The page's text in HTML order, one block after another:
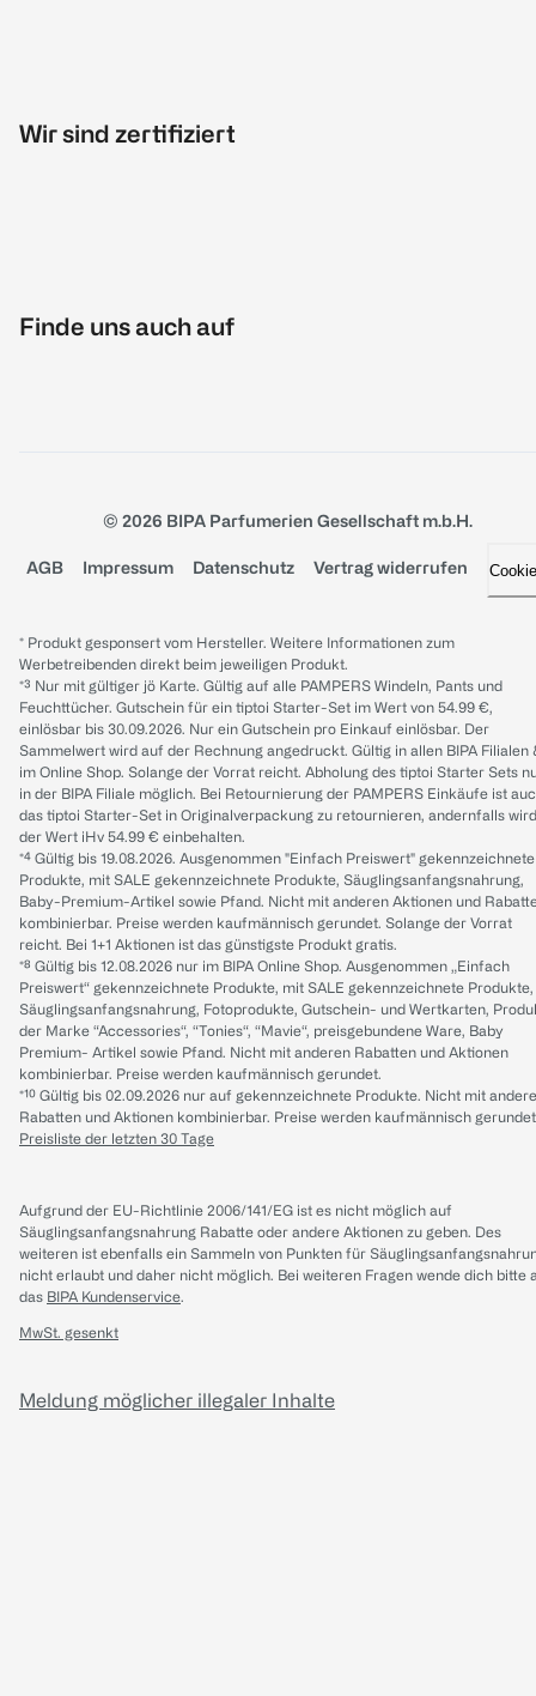
Wir sind zertifiziert
Finde uns auch auf
© 2026 BIPA Parfumerien Gesellschaft m.b.H.
AGB Impressum Datenschutz Vertrag widerrufen
* Produkt gesponsert vom Hersteller. Weitere Informationen zum
Werbetreibenden direkt beim jeweiligen Produkt.
*³ Nur mit gültiger jö Karte. Gültig auf alle PAMPERS Windeln, Pants und
Feuchttücher. Gutschein für ein tiptoi Starter-Set im Wert von 54.99 €,
einlösbar bis 30.09.2026. Nur ein Gutschein pro Einkauf einlösbar. Der
Sammelwert wird auf der Rechnung angedruckt. Gültig in allen BIPA Filialen
im Online Shop. Solange der Vorrat reicht. Abholung des tiptoi Starter Sets
in der BIPA Filiale möglich. Bei Retournierung der PAMPERS Einkäufe ist
das tiptoi Starter-Set in Originalverpackung zu retournieren, andernfalls wird
der Wert iHv 54.99 € einbehalten.
*⁴ Gültig bis 19.08.2026. Ausgenommen "Einfach Preiswert" gekennzeichnete
Produkte, mit SALE gekennzeichnete Produkte, Säuglingsanfangsnahrung,
Baby-Premium-Artikel sowie Pfand. Nicht mit anderen Aktionen und
kombinierbar. Preise werden kaufmännisch gerundet. Solange der Vorrat
reicht. Bei 1+1 Aktionen ist das günstigste Produkt gratis.
*⁸ Gültig bis 12.08.2026 nur im BIPA Online Shop. Ausgenommen „Einfach
Preiswert“ gekennzeichnete Produkte, mit SALE gekennzeichnete Produkte,
Säuglingsanfangsnahrung, Fotoprodukte, Gutschein- und Wertkarten,
der Marke “Accessories“, “Tonies“, “Mavie“, preisgebundene Ware, Baby
Premium- Artikel sowie Pfand. Nicht mit anderen Rabatten und Aktionen
kombinierbar. Preise werden kaufmännisch gerundet.
*¹⁰ Gültig bis 02.09.2026 nur auf gekennzeichnete Produkte. Nicht mit
Rabatten und Aktionen kombinierbar. Preise werden kaufmännisch
Preisliste der letzten 30 Tage
Aufgrund der EU-Richtlinie 2006/141/EG ist es nicht möglich auf
Säuglingsanfangsnahrung Rabatte oder andere Aktionen zu geben. Des
weiteren ist ebenfalls ein Sammeln von Punkten für
nicht erlaubt und daher nicht möglich. Bei weiteren Fragen wende dich bitte
das BIPA Kundenservice.
MwSt. gesenkt
Meldung möglicher illegaler Inhalte